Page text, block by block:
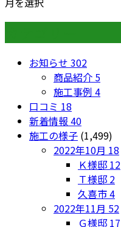
お知らせ 302
商品紹介 5
施工事例 4
口コミ 18
新着情報 40
施工の様子 (1,499)
2022年10月 18
Ｋ様邸 12
Ｔ様邸 2
久喜市4
2022年11月 52
Ｇ様邸 17